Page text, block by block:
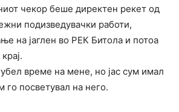
чекор беше директен рекет од
подизведувачки работи,
на јаглен во РЕК Битола и потоа
време на мене, но јас сум имал
го посветувал на него.